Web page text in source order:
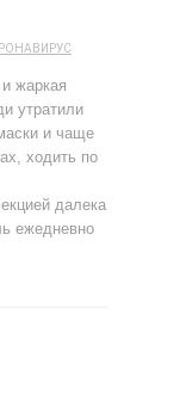
жаркая
утратили
и чаще
ходить по
далека
ежедневно